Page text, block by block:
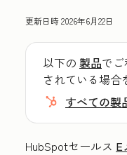
更新日時2026年6月22日
以下の 製品で
されている場合
すべての製
HubSpotセールス E